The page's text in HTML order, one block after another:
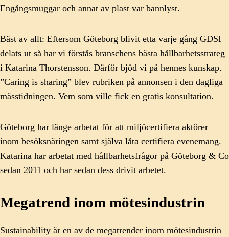
Engångsmuggar och annat av plast var bannlyst.
Bäst av allt: Eftersom Göteborg blivit etta varje gång GDSI
delats ut så har vi förstås branschens bästa hållbarhetsstrateg
i Katarina Thorstensson. Därför bjöd vi på hennes kunskap.
”Caring is sharing” blev rubriken på annonsen i den dagliga
mässtidningen. Vem som ville fick en gratis konsultation.
Göteborg har länge arbetat för att miljöcertifiera aktörer
inom besöksnäringen samt själva låta certifiera evenemang.
Katarina har arbetat med hållbarhetsfrågor på Göteborg & Co
sedan 2011 och har sedan dess drivit arbetet.
Megatrend inom mötesindustrin
Sustainability är en av de megatrender inom mötesindustrin